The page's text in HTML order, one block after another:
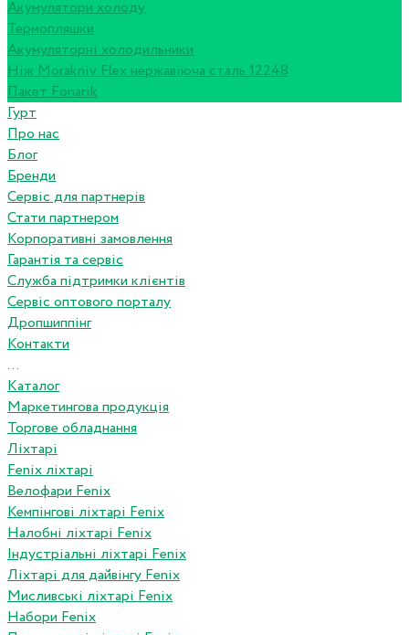
Акумулятори холоду
Термопляшки
Акумуляторні холодильники
Ніж Morakniv Flex нержавіюча сталь 12248
Пакет Fonarik
Гурт
Про нас
Блог
Бренди
Сервіс для партнерів
Стати партнером
Корпоративні замовлення
Гарантія та сервіс
Служба підтримки клієнтів
Сервіс оптового порталу
Дропшиппінг
Контакти
...
Каталог
Маркетингова продукція
Торгове обладнання
Ліхтарі
Fenix ліхтарі
Велофари Fenix
Кемпінгові ліхтарі Fenix
Налобні ліхтарі Fenix
Індустріальні ліхтарі Fenix
Ліхтарі для дайвінгу Fenix
Мисливські ліхтарі Fenix
Набори Fenix